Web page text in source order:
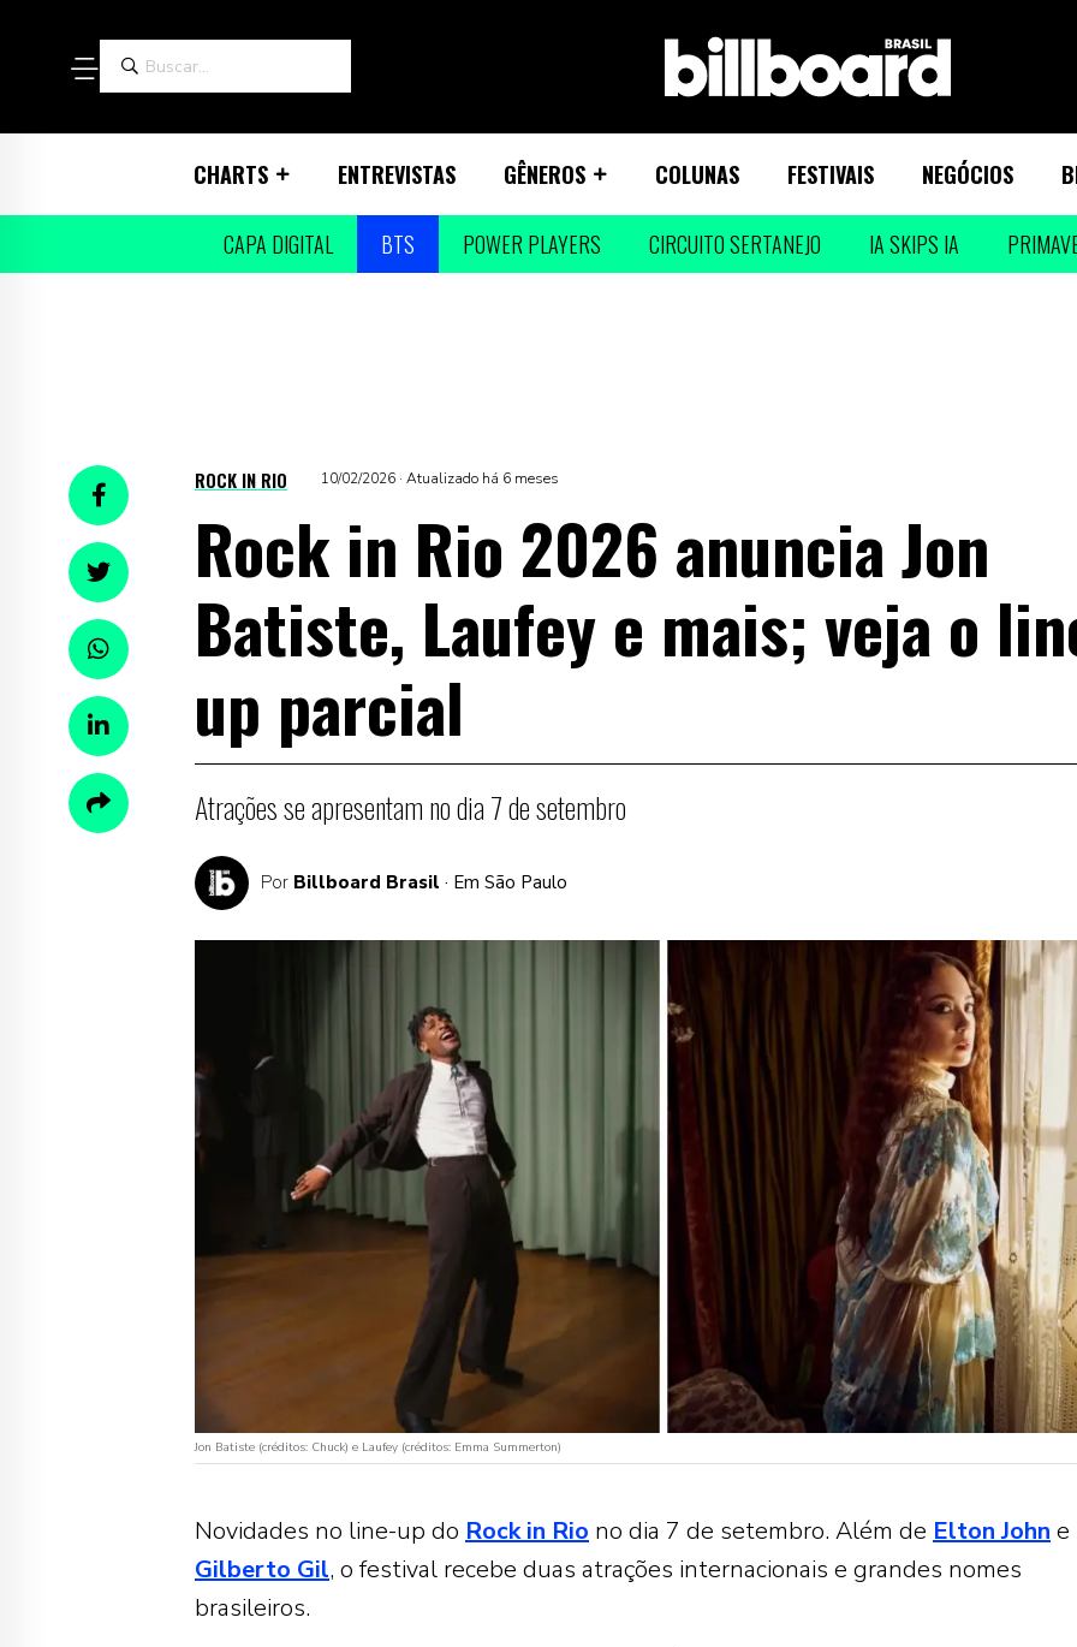
CHARTS ENTREVISTAS GÊNEROS COLUNAS FESTIVAIS NEGÓCIOS
CAPA DIGITAL BTS POWER PLAYERS CIRCUITO SERTANEJO IA SKIPS IA
ROCK IN RIO 10/02/2026 · Atualizado há 6 meses
Rock in Rio 2026 anuncia Jon
Batiste, Laufey e mais; veja o
up parcial
Atrações se apresentam no dia 7 de setembro
Por Billboard Brasil · Em São Paulo
Jon Batiste (créditos: Chuck) e Laufey (créditos: Emma Summerton)
Novidades no line-up do Rock in Rio no dia 7 de setembro. Além de Elton John e
Gilberto Gil, o festival recebe duas atrações internacionais e grandes nomes
brasileiros.